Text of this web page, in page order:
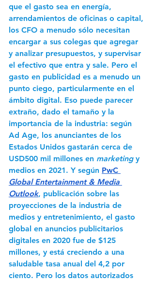
que el gasto sea en energía,
arrendamientos de oficinas o capital,
los CFO a menudo sólo necesitan
encargar a sus colegas que agregar
y analizar presupuestos, y supervisar
el efectivo que entra y sale. Pero el
gasto en publicidad es a menudo un
punto ciego, particularmente en el
ámbito digital. Eso puede parecer
extraño, dado el tamaño y la
importancia de la industria: según
Ad Age, los anunciantes de los
Estados Unidos gastarán cerca de
USD500 mil millones en marketing y
medios en 2021. Y según PwC
Global Entertainment & Media
Outlook, publicación sobre las
proyecciones de la industria de
medios y entretenimiento, el gasto
global en anuncios publicitarios
digitales en 2020 fue de $125
millones, y está creciendo a una
saludable tasa anual del 4,2 por
ciento. Pero los datos autorizados